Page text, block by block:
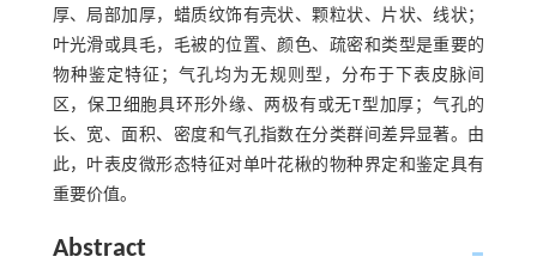
厚、局部加厚，蜡质纹饰有壳状、颗粒状、片状、线状；
叶光滑或具毛，毛被的位置、颜色、疏密和类型是重要的
物种鉴定特征；气孔均为无规则型，分布于下表皮脉间
区，保卫细胞具环形外缘、两极有或无T型加厚；气孔的
长、宽、面积、密度和气孔指数在分类群间差异显著。由
此，叶表皮微形态特征对单叶花楸的物种界定和鉴定具有
重要价值。
Abstract